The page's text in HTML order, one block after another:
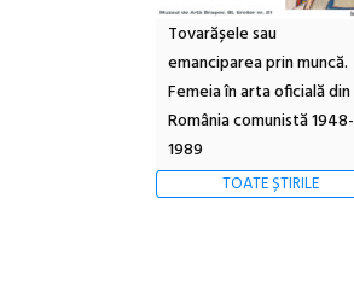
Tovarășele sau
emanciparea prin muncă.
Femeia în arta oficială din
România comunistă 1948-
1989
TOATE ȘTIRILE